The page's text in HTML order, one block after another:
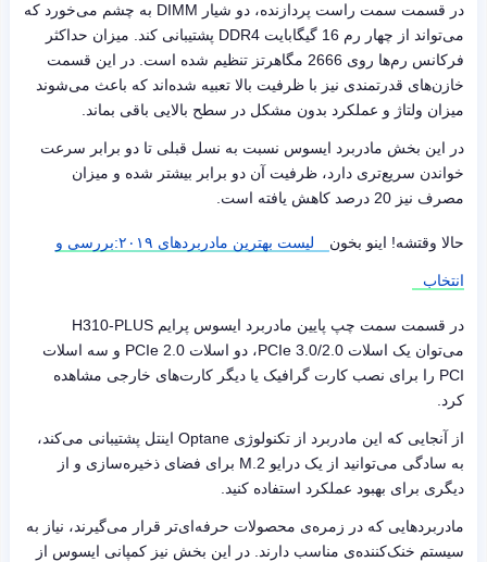
در قسمت سمت راست پردازنده، دو شیار DIMM به چشم می‌خورد که
می‌تواند از چهار رم 16 گیگابایت
DDR4 پشتیبانی کند. میزان حداکثر
فرکانس رم‌ها روی 2666 مگاهرتز تنظیم شده است. در این قسمت
خازن‌های قدرتمندی نیز با ظرفیت بالا تعبیه شده‌اند که باعث می‌شوند
میزان ولتاژ و عملکرد بدون مشکل در سطح بالایی باقی بماند.
در این بخش مادربرد ایسوس نسبت به نسل قبلی تا دو برابر سرعت
خواندن سریع‌تری دارد، ظرفیت آن دو برابر بیشتر شده و میزان
مصرف نیز 20 درصد کاهش یافته است.
حالا وقتشه! اینو بخون لیست بهترین مادربردهای ۲۰۱۹:بررسی و
انتخاب
در قسمت سمت چپ پایین مادربرد ایسوس پرایم H310-PLUS
می‌توان یک اسلات PCIe 3.0/2.0، دو اسلات PCIe 2.0 و سه اسلات
PCI را برای نصب کارت گرافیک یا دیگر کارت‌های خارجی مشاهده
کرد.
از آنجایی که این مادربرد از تکنولوژی Optane اینتل پشتیبانی می‌کند،
به سادگی می‌توانید از یک درایو M.2 برای فضای ذخیره‌سازی و از
دیگری برای بهبود عملکرد استفاده کنید.
مادربردهایی که در زمره‌ی محصولات حرفه‌ای‌تر قرار می‌گیرند، نیاز به
سیستم خنک‌کننده‌ی مناسب دارند. در این بخش نیز کمپانی ایسوس از